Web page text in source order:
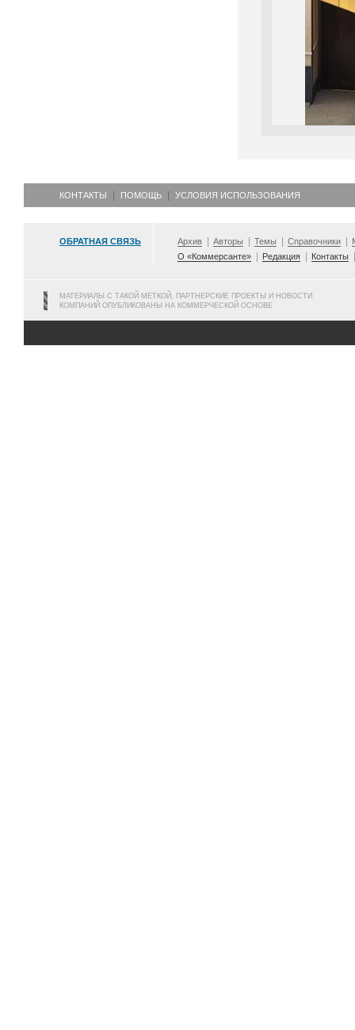
КОНТАКТЫ ПОМОЩЬ УСЛОВИЯ ИСПОЛЬЗОВАНИЯ
ОБРАТНАЯ СВЯЗЬ Архив Авторы Темы Справочники
О «Коммерсанте»
Редакция Контакты
МАТЕРИАЛЫ С ТАКОЙ МЕТКОЙ, ПАРТНЕРСКИЕ ПРОЕКТЫ И НОВОСТИ
КОМПАНИЙ ОПУБЛИКОВАНЫ НА КОММЕРЧЕСКОЙ ОСНОВЕ